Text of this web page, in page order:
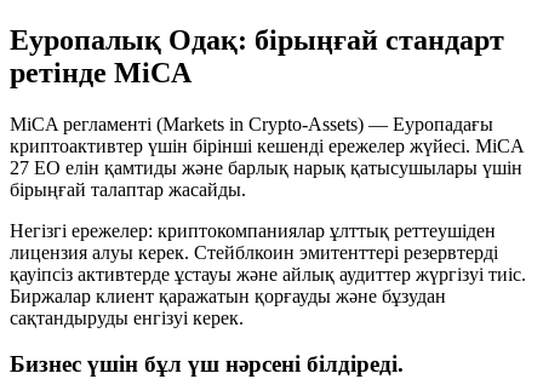
Еуропалық Одақ: бірыңғай стандарт
ретінде MiCA
MiCA регламенті (Markets in Crypto-Assets) — Еуропадағы
криптоактивтер үшін бірінші кешенді ережелер жүйесі. MiCA
27 ЕО елін қамтиды және барлық нарық қатысушылары үшін
бірыңғай талаптар жасайды.
Негізгі ережелер: криптокомпаниялар ұлттық реттеушіден
лицензия алуы керек. Стейблкоин эмитенттері резервтерді
қауіпсіз активтерде ұстауы және айлық аудиттер жүргізуі тиіс.
Биржалар клиент қаражатын қорғауды және бұзудан
сақтандыруды енгізуі керек.
Бизнес үшін бұл үш нәрсені білдіреді.